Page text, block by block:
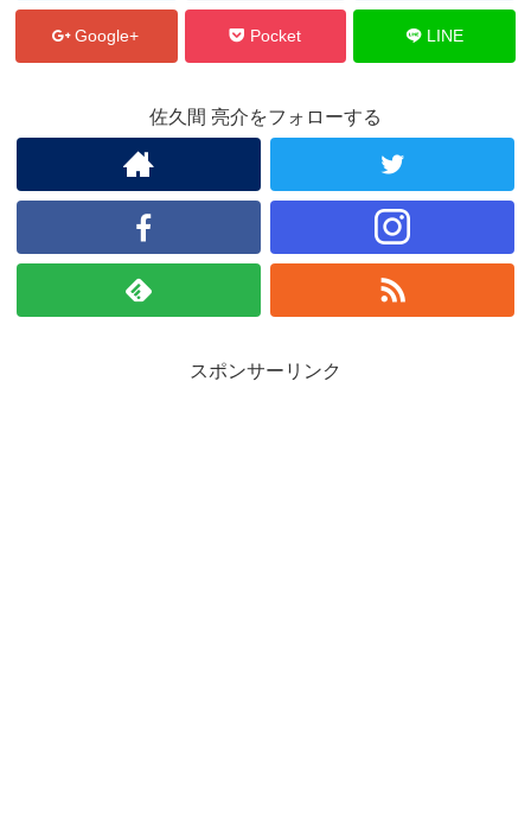
Google+ Pocket LINE
佐久間 亮介をフォローする
スポンサーリンク